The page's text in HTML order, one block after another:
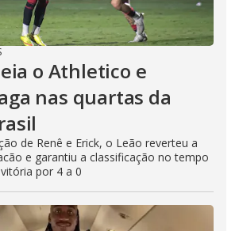
o Athletico e
nas quartas da
de Renê e Erick, o Leão reverteu a
e garantiu a classificação no tempo
por 4 a 0